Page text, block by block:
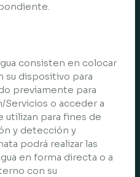
consisten en colocar
su dispositivo para
previamente para
Servicios o acceder a
utilizan para fines de
y detección y
podrá realizar las
en forma directa o a
con su